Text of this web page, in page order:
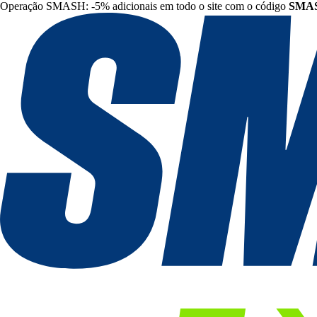
Operação SMASH: -5% adicionais em todo o site com o código